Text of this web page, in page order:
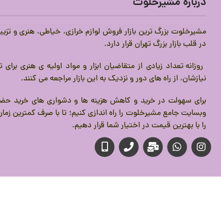
مشیرخلوت بزرگ ترین بازار فروش لوازم خرازی، خیاطی، هنری و
در قلب بازار بزرگ تهران قرار دارد.
روزانه تعداد زیادی از متقاضیان ابزار و مواد اولیه ی هنری
نیازشان، از راه های دور و نزدیک به این بازار مراجعه می کنند.
برای سهولت در خرید و کاهش هزینه ها و دشواری های خرید
وبسایت جامع مشیرخلوت را راه اندازی کنیم؛ تا با صرف کمترین
را با بهترین قیمت در اختیار شما قرار دهیم.